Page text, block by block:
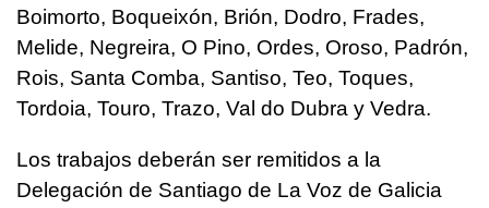
Boimorto, Boqueixón, Brión, Dodro, Frades,
Melide, Negreira, O Pino, Ordes, Oroso, Padrón,
Rois, Santa Comba, Santiso, Teo, Toques,
Tordoia, Touro, Trazo, Val do Dubra y Vedra.
Los trabajos deberán ser remitidos a la
Delegación de Santiago de La Voz de Galicia